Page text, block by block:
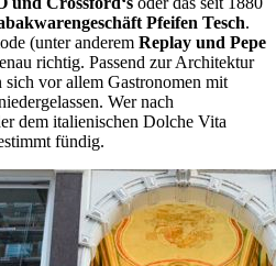
Pfeifen Tesch.
(unter anderem Replay und Pepe
richtig. Passend zur Architektur
sich vor allem Gastronomen mit
Wer nach
dem italienischen Dolche Vita
fündig.